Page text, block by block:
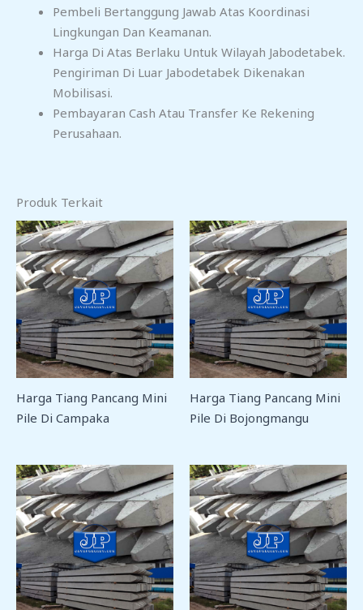
Pembeli Bertanggung Jawab Atas Koordinasi
Lingkungan Dan Keamanan.
Harga Di Atas Berlaku Untuk Wilayah Jabodetabek.
Pengiriman Di Luar Jabodetabek Dikenakan
Mobilisasi.
Pembayaran Cash Atau Transfer Ke Rekening
Perusahaan.
Produk Terkait
Harga Tiang Pancang Mini
Pile Di Campaka
Harga Tiang Pancang Mini
Pile Di Bojongmangu